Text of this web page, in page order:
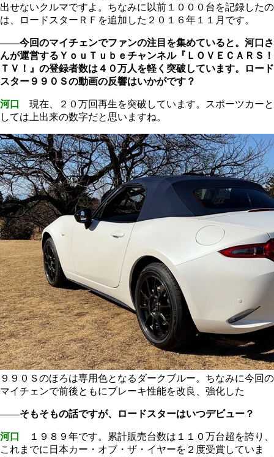
出せないクルマですよ。ちなみに以前１０００台を記録したの
は、ロードスターＲＦを追加した２０１６年１１月です。
――今回のマイチェンでファンの注目を集めていると。河口さ
んが運営するＹｏｕＴｕｂｅチャンネル『ＬＯＶＥＣＡＲＳ！
ＴＶ！』の登録者数は４０万人を軽く突破しています。ロード
スター９９０Ｓの動画の反響はいかがです？
河口
現在、２０万回再生を突破しています。スポーツカーと
しては上出来の数字だと思いますね。
９９０Ｓのほろは専用色となるダークブルー。ちなみに今回の
マイチェンで前後ともにブレーキ性能を改良、強化した
――そもそもの話ですが、ロードスターはいつデビュー？
河口
１９８９年です。累計販売台数は１１０万台超を誇り、
これまでに日本カー・オブ・ザ・イヤーを２度受賞していま